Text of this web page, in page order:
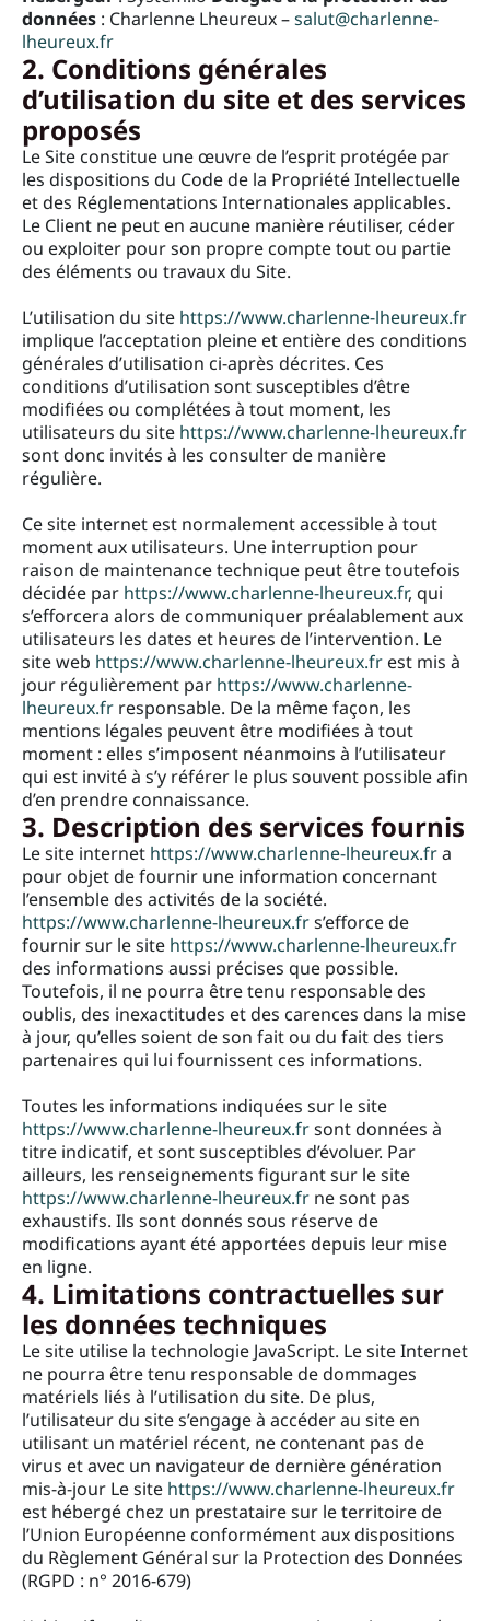
données : Charlenne Lheureux –salut@charlenne-
lheureux.fr
2. Conditions générales
d’utilisation du site et des services
proposés
Le Site constitue une œuvre de l’esprit protégée par
les dispositions du Code de la Propriété Intellectuelle
et des Réglementations Internationales applicables.
Le Client ne peut en aucune manière réutiliser, céder
ou exploiter pour son propre compte tout ou partie
des éléments ou travaux du Site.
L’utilisation du site https://www.charlenne-lheureux.fr
implique l’acceptation pleine et entière des conditions
générales d’utilisation ci-après décrites. Ces
conditions d’utilisation sont susceptibles d’être
modifiées ou complétées à tout moment, les
utilisateurs du site https://www.charlenne-lheureux.fr
sont donc invités à les consulter de manière
régulière.
Ce site internet est normalement accessible à tout
moment aux utilisateurs. Une interruption pour
raison de maintenance technique peut être toutefois
décidée par https://www.charlenne-lheureux.fr, qui
s’efforcera alors de communiquer préalablement aux
utilisateurs les dates et heures de l’intervention. Le
site web https://www.charlenne-lheureux.fr est mis à
jour régulièrement par https://www.charlenne-
lheureux.fr responsable. De la même façon, les
mentions légales peuvent être modifiées à tout
moment : elles s’imposent néanmoins à l’utilisateur
qui est invité à s’y référer le plus souvent possible afin
d’en prendre connaissance.
3. Description des services fournis
Le site internet https://www.charlenne-lheureux.fra
pour objet de fournir une information concernant
l’ensemble des activités de la société.
https://www.charlenne-lheureux.frs’efforce de
fournir sur le site https://www.charlenne-lheureux.fr
des informations aussi précises que possible.
Toutefois, il ne pourra être tenu responsable des
oublis, des inexactitudes et des carences dans la mise
à jour, qu’elles soient de son fait ou du fait des tiers
partenaires qui lui fournissent ces informations.
Toutes les informations indiquées sur le site
https://www.charlenne-lheureux.frsont données à
titre indicatif, et sont susceptibles d’évoluer. Par
ailleurs, les renseignements figurant sur le site
https://www.charlenne-lheureux.fr ne sont pas
exhaustifs. Ils sont donnés sous réserve de
modifications ayant été apportées depuis leur mise
en ligne.
4. Limitations contractuelles sur
les données techniques
Le site utilise la technologie JavaScript. Le site Internet
ne pourra être tenu responsable de dommages
matériels liés à l’utilisation du site. De plus,
l’utilisateur du site s’engage à accéder au site en
utilisant un matériel récent, ne contenant pas de
virus et avec un navigateur de dernière génération
mis-à-jour Le site https://www.charlenne-lheureux.fr
est hébergé chez un prestataire sur le territoire de
l’Union Européenne conformément aux dispositions
du Règlement Général sur la Protection des Données
(RGPD : n° 2016-679)